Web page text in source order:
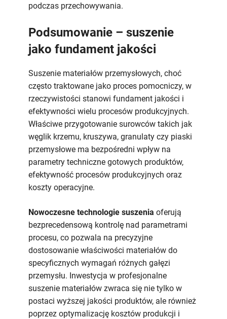
podczas przechowywania.
Podsumowanie – suszenie
jako fundament jakości
Suszenie materiałów przemysłowych, choć
często traktowane jako proces pomocniczy, w
rzeczywistości stanowi fundament jakości i
efektywności wielu procesów produkcyjnych.
Właściwe przygotowanie surowców takich jak
węglik krzemu, kruszywa, granulaty czy piaski
przemysłowe ma bezpośredni wpływ na
parametry techniczne gotowych produktów,
efektywność procesów produkcyjnych oraz
koszty operacyjne.
Nowoczesne technologie suszenia oferują
bezprecedensową kontrolę nad parametrami
procesu, co pozwala na precyzyjne
dostosowanie właściwości materiałów do
specyficznych wymagań różnych gałęzi
przemysłu. Inwestycja w profesjonalne
suszenie materiałów zwraca się nie tylko w
postaci wyższej jakości produktów, ale również
poprzez optymalizację kosztów produkcji i